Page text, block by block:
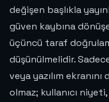
değişen başlıkla
güven kaybına
üçüncü taraf
düşünülmelidir.
veya yazılım
olmaz; kullanıcı